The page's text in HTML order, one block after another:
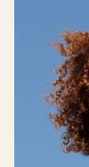
figurinista,
qualidade
O